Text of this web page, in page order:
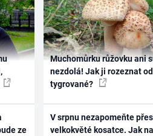
ze
Muchomůrku růžovku ani
nezdolá! Jak ji rozeznat od
tygrované?
V srpnu nezapomeňte
velkokvěté kosatce. Jak